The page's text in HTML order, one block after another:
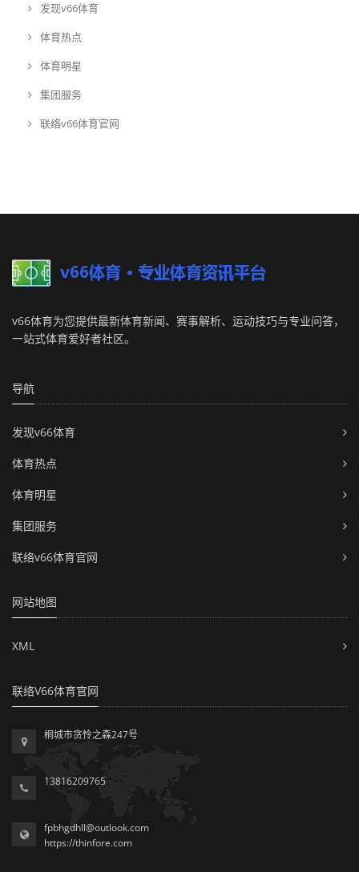
发现v66体育
体育热点
体育明星
集团服务
联络v66体育官网
v66体育为您提供最新体育新闻、赛事解析、运动技巧与专业问答，
一站式体育爱好者社区。
导航
发现v66体育
体育热点
体育明星
集团服务
联络v66体育官网
网站地图
XML
联络V66体育官网
桐城市贪怜之森247号
13816209765
fpbhgdhll@outlook.com
https://thinfore.com